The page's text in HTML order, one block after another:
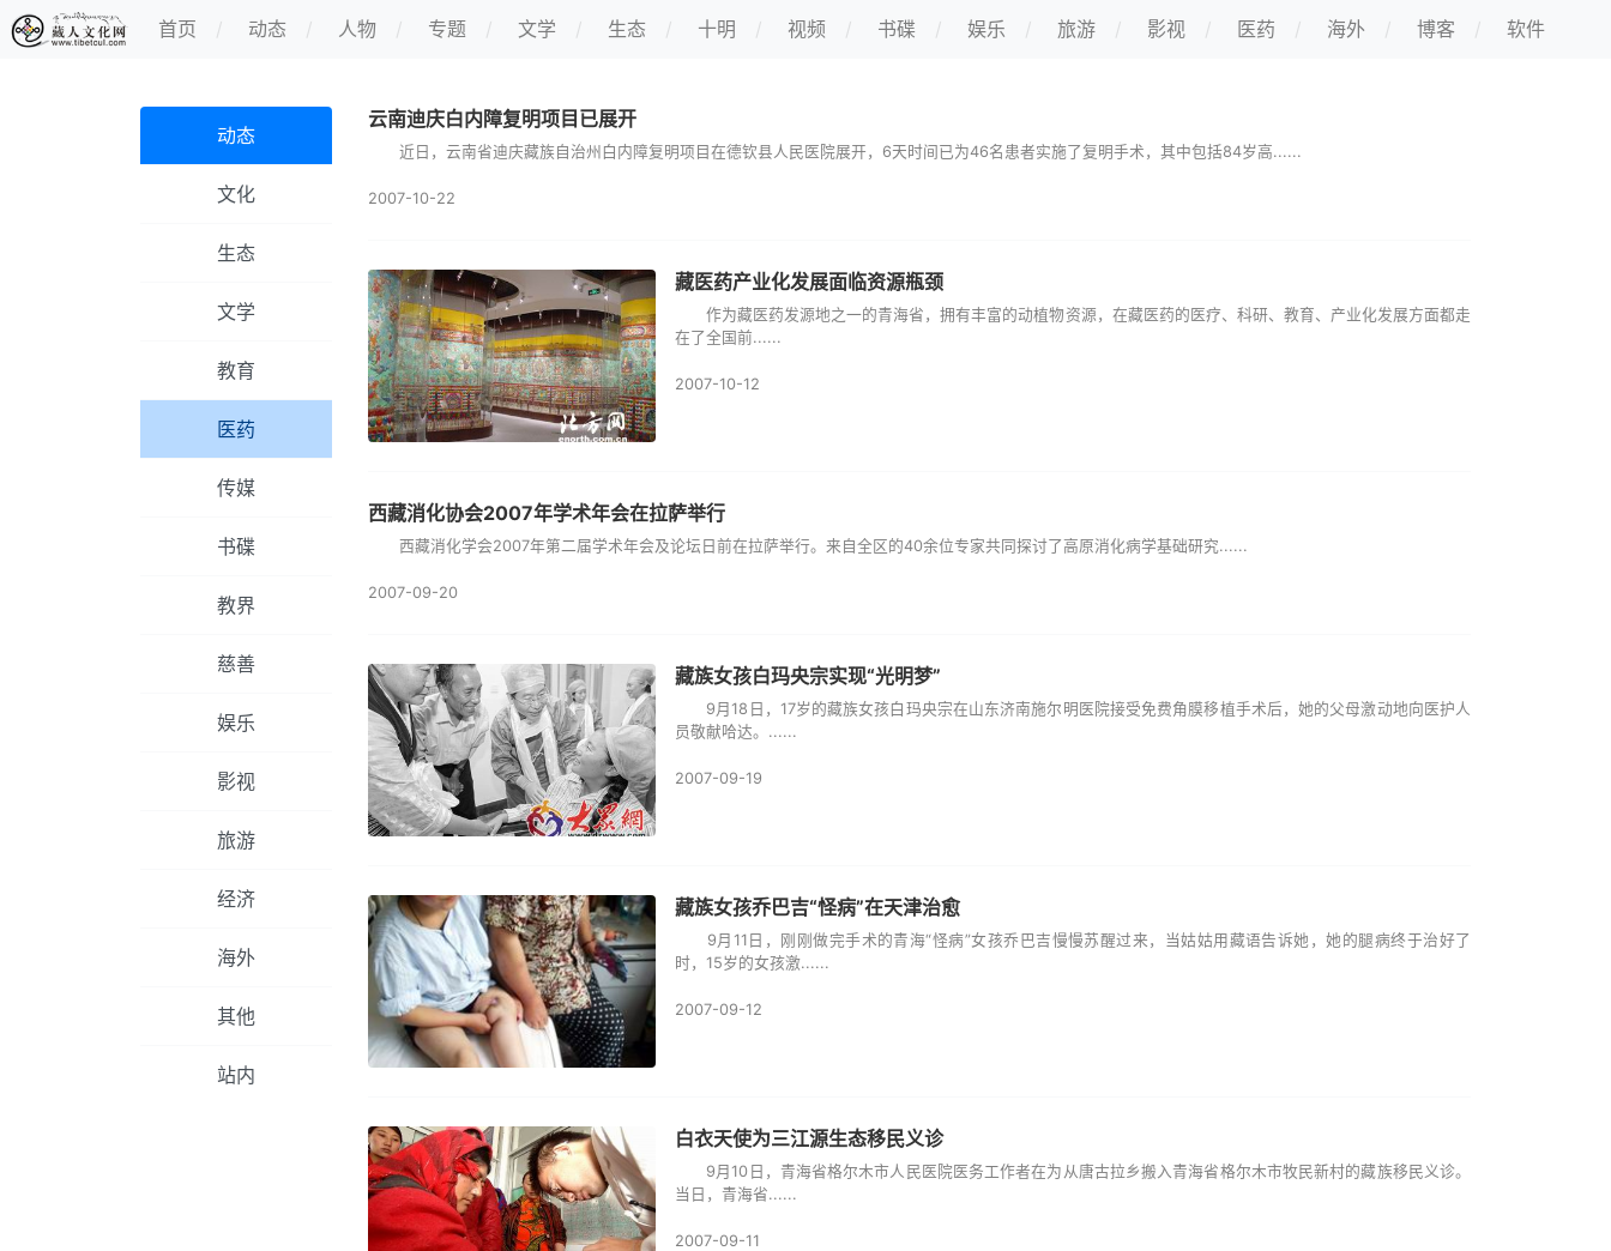
首页 动态 人物 专题 文学 生态 十明 视频 书碟 娱乐 旅游 影视 医药 海外 博客 软件
动态
文化
生态
文学
教育
医药
传媒
书碟
教界
慈善
娱乐
影视
旅游
经济
海外
其他
站内
云南迪庆白内障复明项目已展开
近日，云南省迪庆藏族自治州白内障复明项目在德钦县人民医院展开，6天时间已为46名患者实施了复明手术，其中包括84岁高......
2007-10-22
藏医药产业化发展面临资源瓶颈
作为藏医药发源地之一的青海省，拥有丰富的动植物资源，在藏医药的医疗、科研、教育、产业化发展方面都走
在了全国前......
2007-10-12
西藏消化协会2007年学术年会在拉萨举行
西藏消化学会2007年第二届学术年会及论坛日前在拉萨举行。来自全区的40余位专家共同探讨了高原消化病学基础研究......
2007-09-20
藏族女孩白玛央宗实现“光明梦”
9月18日，17岁的藏族女孩白玛央宗在山东济南施尔明医院接受免费角膜移植手术后，她的父母激动地向医护人
员敬献哈达。......
2007-09-19
藏族女孩乔巴吉“怪病”在天津治愈
9月11日，刚刚做完手术的青海“怪病”女孩乔巴吉慢慢苏醒过来，当姑姑用藏语告诉她，她的腿病终于治好了
时，15岁的女孩激......
2007-09-12
白衣天使为三江源生态移民义诊
9月10日，青海省格尔木市人民医院医务工作者在为从唐古拉乡搬入青海省格尔木市牧民新村的藏族移民义诊。
当日，青海省......
2007-09-11